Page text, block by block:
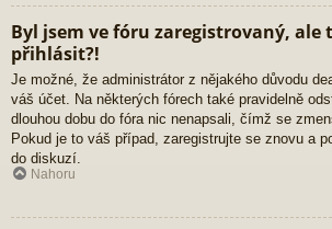
Byl jsem ve fóru zaregistrovaný, ale
přihlásit?!
Je možné, že administrátor z nějakého důvodu
váš účet. Na některých fórech také pravidelně
dlouhou dobu do fóra nic nenapsali, čímž se
Pokud je to váš případ, zaregistrujte se znovu a
do diskuzí.
Nahoru